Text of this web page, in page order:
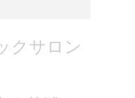
クサロン